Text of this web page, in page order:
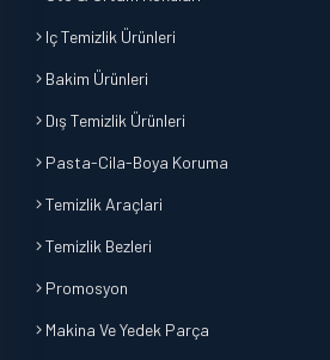
Iç Temizlik Ürünleri
Bakim Ürünleri
Dış Temizlik Ürünleri
Pasta-Cila-Boya Koruma
Temizlik Araçlari
Temizlik Bezleri
Promosyon
Makina Ve Yedek Parça